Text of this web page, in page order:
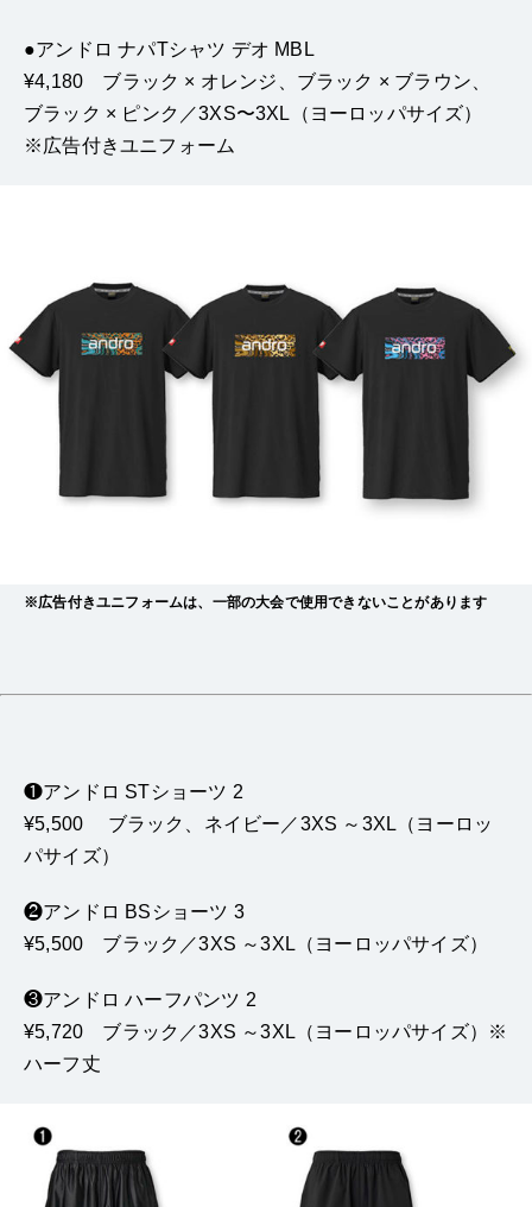
●アンドロ ナパTシャツ デオ MBL
¥4,180 ブラック × オレンジ、ブラック × ブラウン、
ブラック × ピンク／3XS〜3XL（ヨーロッパサイズ）
※広告付きユニフォーム
※広告付きユニフォームは、一部の大会で使用できないことがあります
❶アンドロ STショーツ 2
¥5,500 ブラック、ネイビー／3XS ～3XL（ヨーロッ
パサイズ）
❷アンドロ BSショーツ 3
¥5,500 ブラック／3XS ～3XL（ヨーロッパサイズ）
❸アンドロ ハーフパンツ 2
¥5,720 ブラック／3XS ～3XL（ヨーロッパサイズ）※
ハーフ丈